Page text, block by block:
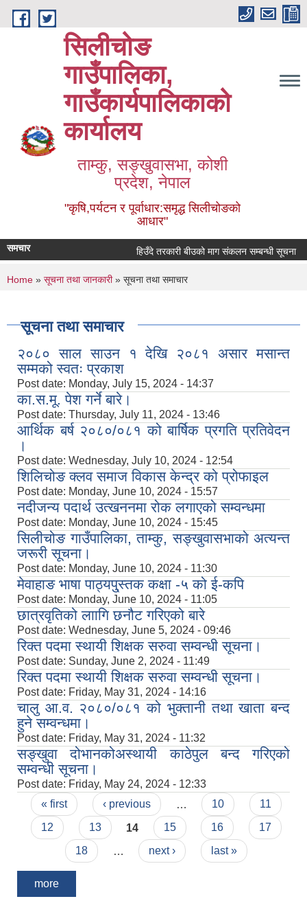
Skip to main content
सिलीचोङ
गाउँपालिका,
गाउँकार्यपालिकाको
कार्यालय
ताम्कु, सङ्‍खुवासभा, कोशी
प्रदेश, नेपाल
"कृषि,पर्यटन र पूर्वाधार:समृद्ध सिलीचोङको
आधार"
समचार हिउँदे तरकारी बीउको माग संकलन सम्बन्धी सूचना
You are here
Home » सूचना तथा जानकारी» सूचना तथा समाचार
सूचना तथा समाचार
२०८० साल साउन १ देखि २०८१ असार मसान्त
सम्मको स्वतः प्रकाश
Post date: Monday, July 15, 2024 - 14:37
का.स.मू. पेश गर्ने बारे।
Post date: Thursday, July 11, 2024 - 13:46
आर्थिक बर्ष २०८०/०८१ को बार्षिक प्रगति प्रतिवेदन
।
Post date: Wednesday, July 10, 2024 - 12:54
शिलिचोङ क्लव समाज विकास केन्द्र को प्रोफाइल
Post date: Monday, June 10, 2024 - 15:57
नदीजन्य पदार्थ उत्खननमा रोक लगाएको सम्वन्धमा
Post date: Monday, June 10, 2024 - 15:45
सिलीचोङ गाउँपालिका, ताम्कु, सङ्‍खुवासभाको अत्यन्त
जरूरी सूचना।
Post date: Monday, June 10, 2024 - 11:30
मेवाहाङ भाषा पाठ्यपु्स्तक कक्षा -५ को ई-कपि
Post date: Monday, June 10, 2024 - 11:05
छात्रवृतिको लाागि छनौट गरिएको बारे
Post date: Wednesday, June 5, 2024 - 09:46
रिक्त पदमा स्थायी शिक्षक सरुवा सम्वन्धी सूचना।
Post date: Sunday, June 2, 2024 - 11:49
रिक्त पदमा स्थायी शिक्षक सरुवा सम्वन्धी सूचना।
Post date: Friday, May 31, 2024 - 14:16
चालु आ.व. २०८०/०८१ को भुक्तानी तथा खाता बन्द
हुने सम्वन्धमा।
Post date: Friday, May 31, 2024 - 11:32
सङ्‍खुवा दोभानकोअस्थायी काठेपुल बन्द गरिएको
सम्वन्धी सूचना।
Post date: Friday, May 24, 2024 - 12:33
Pages
« first ‹ previous 10
11
12
13 14 15 16
17
18
next › last »
more